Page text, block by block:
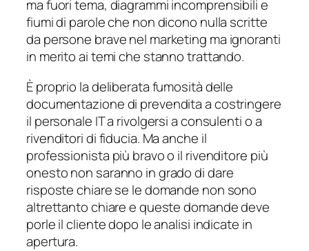
ma fuori tema, diagrammi incomprensibili e
fiumi di parole che non dicono nulla scritte
da persone brave nel marketing ma ignoranti
in merito ai temi che stanno trattando.
È proprio la deliberata fumosità delle
documentazione di prevendita a costringere
il personale IT a rivolgersi a consulenti o a
rivenditori di fiducia. Ma anche il
professionista più bravo o il rivenditore più
onesto non saranno in grado di dare
risposte chiare se le domande non sono
altrettanto chiare e queste domande deve
porle il cliente dopo le analisi indicate in
apertura.